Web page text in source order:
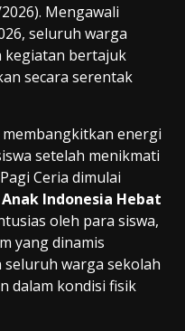
Mengawali
seluruh warga
kegiatan bertajuk
secara serentak
energi
setelah menikmati
Ceria dimulai
Indonesia Hebat
oleh para siswa,
yang dinamis
warga sekolah
dalam kondisi fisik